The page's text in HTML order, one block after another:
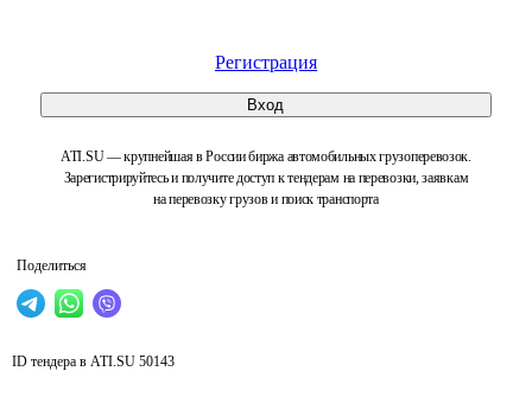
Регистрация
Вход
ATI.SU — крупнейшая в России биржа автомобильных грузоперевозок.
Зарегистрируйтесь и получите доступ к тендерам на перевозки, заявкам
на перевозку грузов и поиск транспорта
Поделиться
ID тендера в ATI.SU 50143